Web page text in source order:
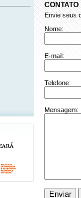
CONTATO
Envie seus
Nome:
E-mail:
Telefone:
Mensagem: